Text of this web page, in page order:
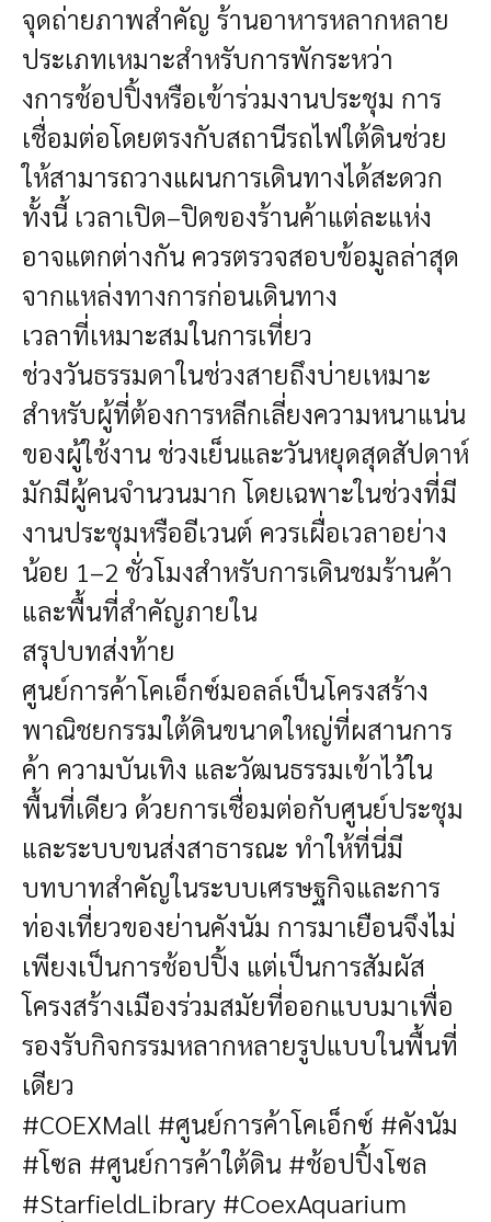
จุดถ่ายภาพสำคัญ ร้านอาหารหลากหลาย
ประเภทเหมาะสำหรับการพักระหว่า
งการช้อปปิ้งหรือเข้าร่วมงานประชุม การ
เชื่อมต่อโดยตรงกับสถานีรถไฟใต้ดินช่วย
ให้สามารถวางแผนการเดินทางได้สะดวก
ทั้งนี้ เวลาเปิด–ปิดของร้านค้าแต่ละแห่ง
อาจแตกต่างกัน ควรตรวจสอบข้อมูลล่าสุด
จากแหล่งทางการก่อนเดินทาง
เวลาที่เหมาะสมในการเที่ยว
ช่วงวันธรรมดาในช่วงสายถึงบ่ายเหมาะ
สำหรับผู้ที่ต้องการหลีกเลี่ยงความหนาแน่น
ของผู้ใช้งาน ช่วงเย็นและวันหยุดสุดสัปดาห์
มักมีผู้คนจำนวนมาก โดยเฉพาะในช่วงที่มี
งานประชุมหรืออีเวนต์ ควรเผื่อเวลาอย่าง
น้อย 1–2 ชั่วโมงสำหรับการเดินชมร้านค้า
และพื้นที่สำคัญภายใน
สรุปบทส่งท้าย
ศูนย์การค้าโคเอ็กซ์มอลล์เป็นโครงสร้าง
พาณิชยกรรมใต้ดินขนาดใหญ่ที่ผสานการ
ค้า ความบันเทิง และวัฒนธรรมเข้าไว้ใน
พื้นที่เดียว ด้วยการเชื่อมต่อกับศูนย์ประชุม
และระบบขนส่งสาธารณะ ทำให้ที่นี่มี
บทบาทสำคัญในระบบเศรษฐกิจและการ
ท่องเที่ยวของย่านคังนัม การมาเยือนจึงไม่
เพียงเป็นการช้อปปิ้ง แต่เป็นการสัมผัส
โครงสร้างเมืองร่วมสมัยที่ออกแบบมาเพื่อ
รองรับกิจกรรมหลากหลายรูปแบบในพื้นที่
เดียว
#COEXMall #ศูนย์การค้าโคเอ็กซ์ #คังนัม
#โซล #ศูนย์การค้าใต้ดิน #ช้อปปิ้งโซล
#StarfieldLibrary #CoexAquarium